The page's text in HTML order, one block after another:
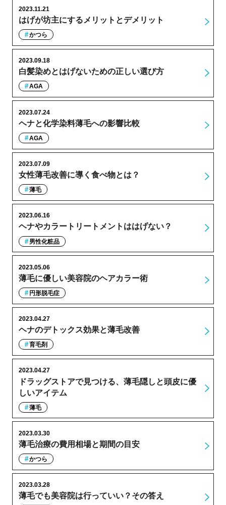
はげが坊主にするメリットとデメリット
2023.11.21
かつら
白髪染めとはげないための正しい選び方
2023.09.18
AGA
ヘナと化学染料薄毛への影響比較
2023.07.24
AGA
女性薄毛改善に導く食べ物とは？
2023.07.09
薄毛
ヘナやカラートリートメントははげない？
2023.06.16
男性化粧品
薄毛に優しい美容院のヘアカラー術
2023.05.06
円形脱毛症
ヘナのデトックス効果と薄毛改善
2023.04.27
育毛剤
ドラッグストアで見つける、薄毛隠しと頭皮に優
しいアイテム
2023.04.27
薄毛
薄毛治療の費用相場と期間の目安
2023.03.30
かつら
薄毛でも美容院は行っていい？その答え
2023.03.28